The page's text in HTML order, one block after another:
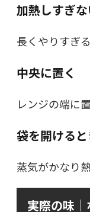
加熱しすぎ
長くやりすぎ
中央に置く
レンジの端に
袋を開ける
蒸気がかなり
実際の味｜